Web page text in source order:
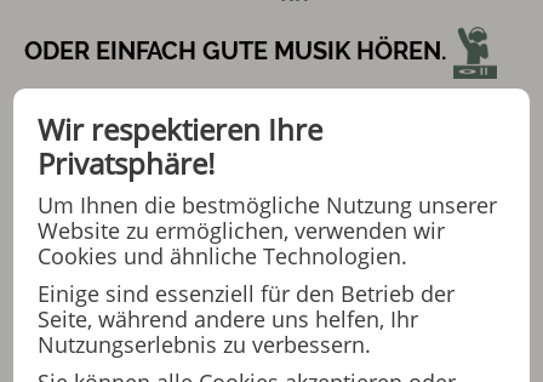
ODER EINFACH GUTE MUSIK HÖREN.
WER TANZEN WILL, IST HIER RICHTIG !
BEGINN: 18:00 UHR
ENDE: 20:00 UHR
Wir respektieren Ihre
Privatsphäre!
Um Ihnen die bestmögliche Nutzung unserer
Website zu ermöglichen, verwenden wir
Cookies und ähnliche Technologien.
Einige sind essenziell für den Betrieb der
Seite, während andere uns helfen, Ihr
Nutzungserlebnis zu verbessern.